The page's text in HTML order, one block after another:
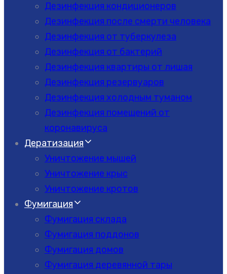
Дезинфекция кондиционеров
Дезинфекция после смерти человека
Дезинфекция от туберкулеза
Дезинфекция от бактерий
Дезинфекция квартиры от лишая
Дезинфекция резервуаров
Дезинфекция холодным туманом
Дезинфекция помещений от
коронавируса
Дератизация
Уничтожение мышей
Уничтожение крыс
Уничтожение кротов
Фумигация
Фумигация склада
Фумигация поддонов
Фумигация домов
Фумигация деревянной тары